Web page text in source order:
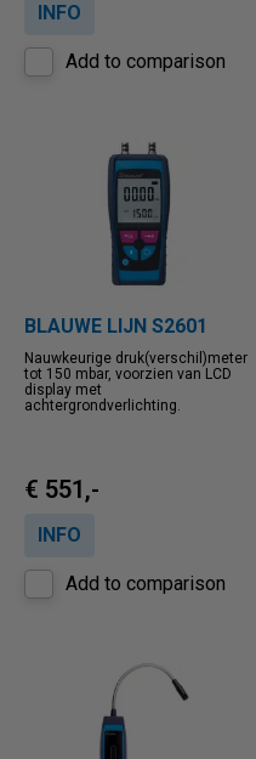
INFO
Add to comparison
BLAUWE LIJN S2601
Nauwkeurige druk(verschil)meter
tot 150 mbar, voorzien van LCD
display met
achtergrondverlichting.
€ 551,-
INFO
Add to comparison